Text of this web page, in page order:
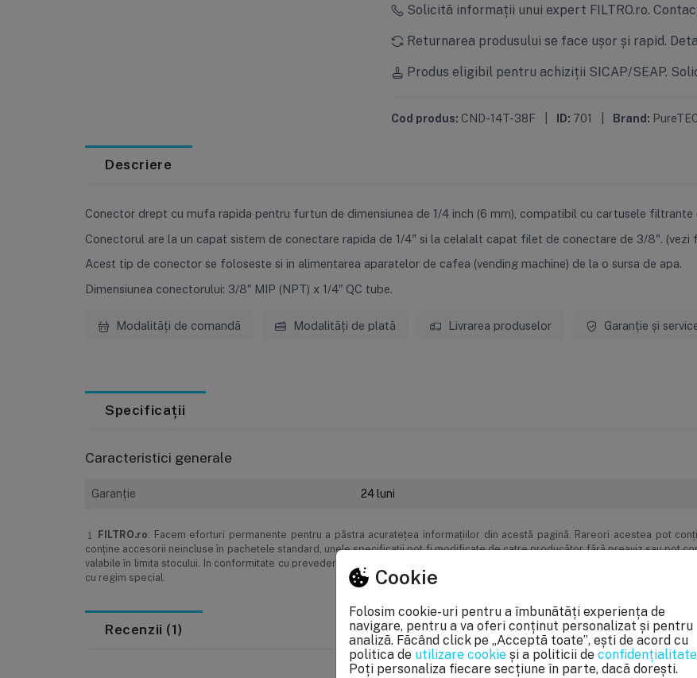
Solicită informații unui expert FILTRO.ro.
Returnarea produsului se face ușor și rapid.
Produs eligibil pentru achiziții SICAP/SEAP.
Cod produs: CND-14T-38F ID: 701 Brand:
Descriere
Conector drept cu mufa rapida pentru furtun de dimensiunea de 1/4 inch (6 mm), compatibil cu cartusele filtrante
Conectorul are la un capat sistem de conectare rapida de 1/4" si la celalalt capat filet de conectare de 3/8". (vezi
Acest tip de conector se foloseste si in alimentarea aparatelor de cafea (vending machine) de la o sursa de apa.
Dimensiunea conectorului: 3/8″ MIP (NPT) x 1/4″ QC tube.
Modalități de comandă Modalități de plată Livrarea produselor Garanție și
Specificații
Caracteristici generale
Garanţie 24 luni
FILTRO.ro: Facem eforturi permanente pentru a păstra acurateţea informaţiilor din acestă pagină. Rareori acestea pot
conţine accesorii neincluse în pachetele standard, unele specificaţii pot fi modificate de catre producător fără preaviz sau pot
valabile în limita stocului. In conformitate cu prevederile OUG 140/2021, produsele beneficiaza de garantie legala de
cu regim special.
Recenzii (1)
Cookie
Folosim cookie-uri pentru a îmbunătăți experiența de
navigare, pentru a va oferi conținut personalizat și pentru
analiză. Făcând click pe „Acceptă toate”, ești de acord cu
politica de utilizare cookie și a politicii de confidențialitate
Poți personaliza fiecare secțiune în parte, dacă dorești.